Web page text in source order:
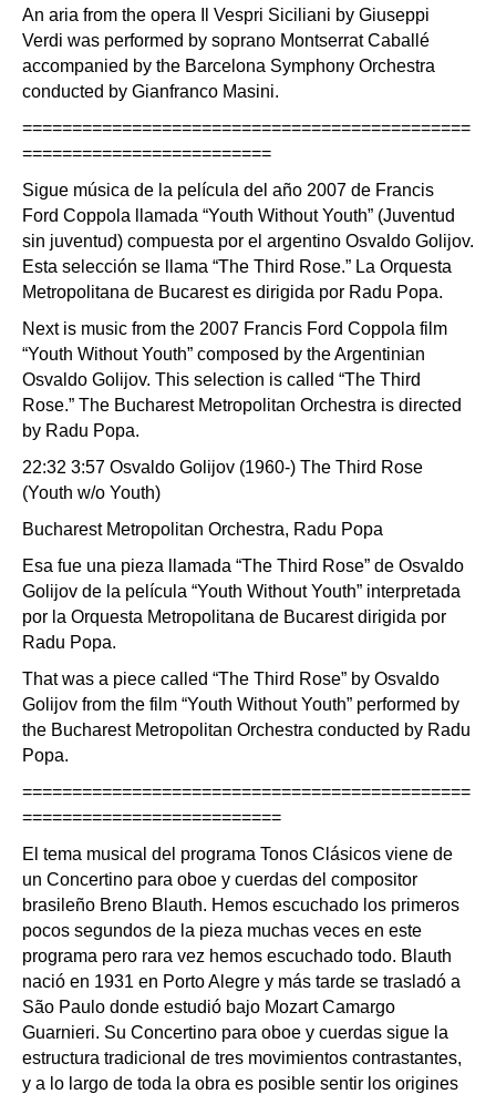
An aria from the opera Il Vespri Siciliani by Giuseppi
Verdi was performed by soprano Montserrat Caballé
accompanied by the Barcelona Symphony Orchestra
conducted by Gianfranco Masini.
=============================================
=========================
Sigue música de la película del año 2007 de Francis
Ford Coppola llamada “Youth Without Youth” (Juventud
sin juventud) compuesta por el argentino Osvaldo Golijov.
Esta selección se llama “The Third Rose.” La Orquesta
Metropolitana de Bucarest es dirigida por Radu Popa.
Next is music from the 2007 Francis Ford Coppola film
“Youth Without Youth” composed by the Argentinian
Osvaldo Golijov. This selection is called “The Third
Rose.” The Bucharest Metropolitan Orchestra is directed
by Radu Popa.
22:32 3:57 Osvaldo Golijov (1960-) The Third Rose
(Youth w/o Youth)
Bucharest Metropolitan Orchestra, Radu Popa
Esa fue una pieza llamada “The Third Rose” de Osvaldo
Golijov de la película “Youth Without Youth” interpretada
por la Orquesta Metropolitana de Bucarest dirigida por
Radu Popa.
That was a piece called “The Third Rose” by Osvaldo
Golijov from the film “Youth Without Youth” performed by
the Bucharest Metropolitan Orchestra conducted by Radu
Popa.
=============================================
==========================
El tema musical del programa Tonos Clásicos viene de
un Concertino para oboe y cuerdas del compositor
brasileño Breno Blauth. Hemos escuchado los primeros
pocos segundos de la pieza muchas veces en este
programa pero rara vez hemos escuchado todo. Blauth
nació en 1931 en Porto Alegre y más tarde se trasladó a
São Paulo donde estudió bajo Mozart Camargo
Guarnieri. Su Concertino para oboe y cuerdas sigue la
estructura tradicional de tres movimientos contrastantes,
y a lo largo de toda la obra es posible sentir los origines